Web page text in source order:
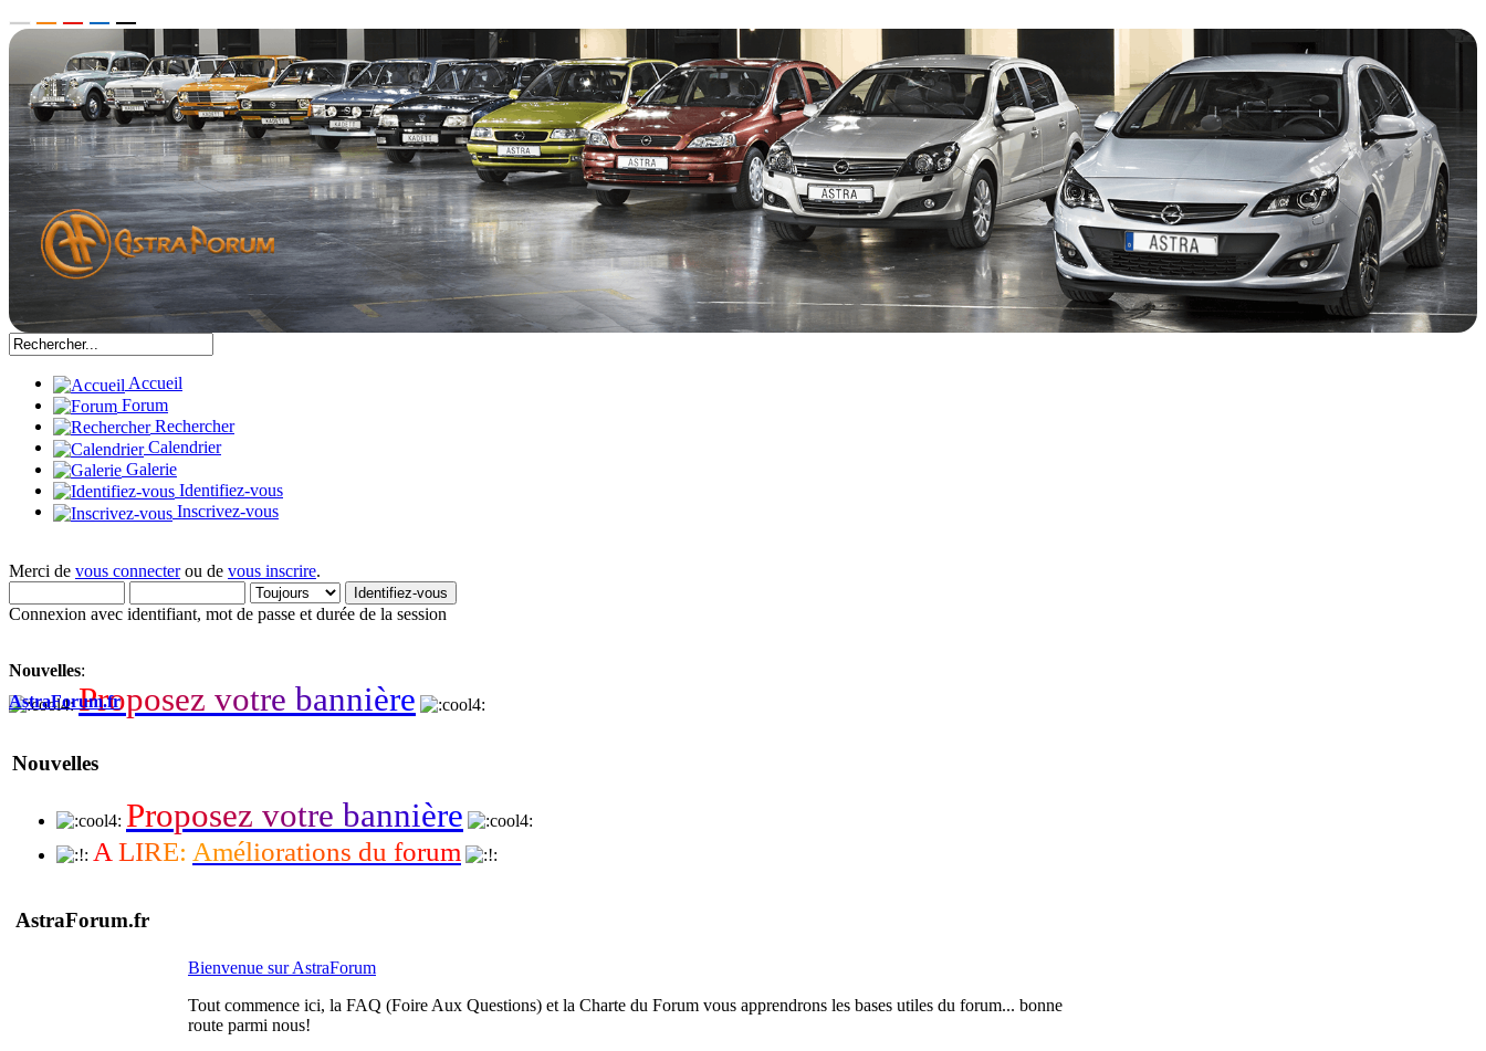
Accueil
Forum
Rechercher
Calendrier
Galerie
Identifiez-vous
Inscrivez-vous
Merci de vous connecterou de vous inscrire.
Connexion avec identifiant, mot de passe et durée de la session
Nouvelles:
Proposez votre bannière
AstraForum.fr
Nouvelles
Proposez votre bannière
A LIRE: Améliorations du forum
AstraForum.fr
Bienvenue sur AstraForum
Tout commence ici, la FAQ (Foire Aux Questions) et la Charte du Forum vous apprendrons les bases utiles du forum... bonne
route parmi nous!